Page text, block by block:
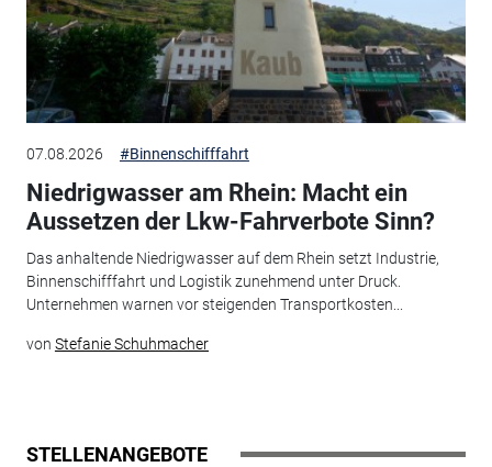
07.08.2026 #Binnenschifffahrt
Niedrigwasser am Rhein: Macht ein
Aussetzen der Lkw-Fahrverbote Sinn?
Das anhaltende Niedrigwasser auf dem Rhein setzt Industrie,
Binnenschifffahrt und Logistik zunehmend unter Druck.
Unternehmen warnen vor steigenden Transportkosten...
von Stefanie Schuhmacher
STELLENANGEBOTE